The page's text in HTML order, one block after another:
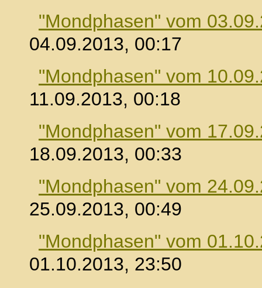
"Mondphasen" vom
04.09.2013, 00:17
"Mondphasen" vom
11.09.2013, 00:18
"Mondphasen" vom
18.09.2013, 00:33
"Mondphasen" vom
25.09.2013, 00:49
"Mondphasen" vom
01.10.2013, 23:50